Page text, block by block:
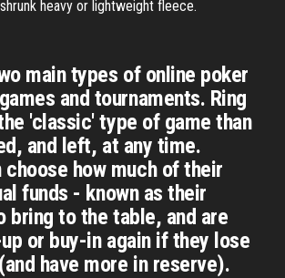
heavy or lightweight fleece.
main types of online poker
and tournaments. Ring
'classic' type of game than
and left, at any time.
choose how much of their
funds - known as their
bring to the table, and are
or buy-in again if they lose
have more in reserve).